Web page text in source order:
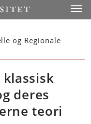
og Regionale
deres
teori